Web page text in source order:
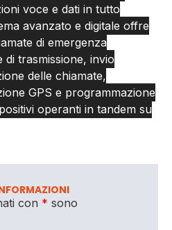
voce e dati in tutto
avanzato e digitale offre
di emergenza
trasmissione, invio
delle chiamate,
GPS e programmazione
operanti in tandem su
con * sono